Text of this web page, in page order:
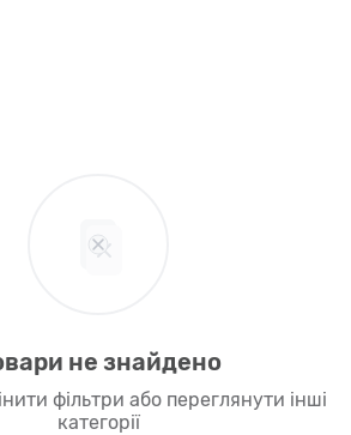
не знайдено
фільтри або переглянути інші
категорії